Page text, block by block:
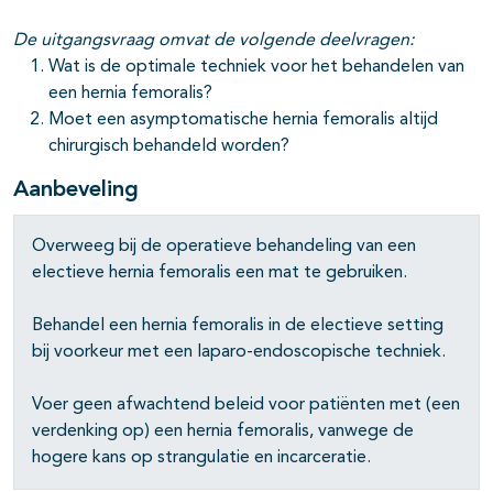
De uitgangsvraag omvat de volgende deelvragen:
Wat is de optimale techniek voor het behandelen van
een hernia femoralis?
Moet een asymptomatische hernia femoralis altijd
chirurgisch behandeld worden?
Aanbeveling
Overweeg bij de operatieve behandeling van een
electieve hernia femoralis een mat te gebruiken.
Behandel een hernia femoralis in de electieve setting
bij voorkeur met een laparo-endoscopische techniek.
Voer geen afwachtend beleid voor patiënten met (een
verdenking op) een hernia femoralis, vanwege de
hogere kans op strangulatie en incarceratie.